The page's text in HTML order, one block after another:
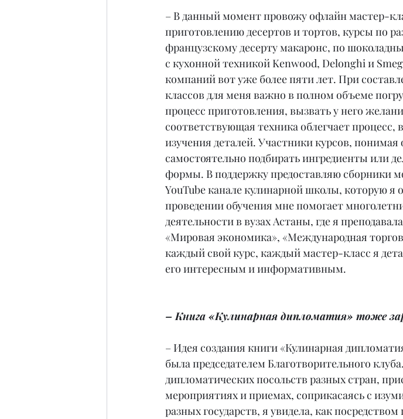
– В данный момент провожу офлайн мастер-
приготовлению десертов и тортов, курсы по
французскому десерту макаронс, по
с кухонной техникой Kenwood, Delonghi и
компаний вот уже более пяти лет. При
классов для меня важно в полном объеме
процесс приготовления, вызвать у него
соответствующая техника облегчает
изучения деталей. Участники курсов,
самостоятельно подбирать ингредиенты или
формы. В поддержку предоставляю сборники
YouTube канале кулинарной школы, которую
проведении обучения мне помогает
деятельности в вузах Астаны, где я
«Мировая экономика», «Международная
каждый свой курс, каждый мастер-класс я
его интересным и информативным.
– Книга «Кулинарная дипломатия» тоже
– Идея создания книги «Кулинарная
была председателем Благотворительного
дипломатических посольств разных стран,
мероприятиях и приемах, соприкасаясь с
разных государств, я увидела, как